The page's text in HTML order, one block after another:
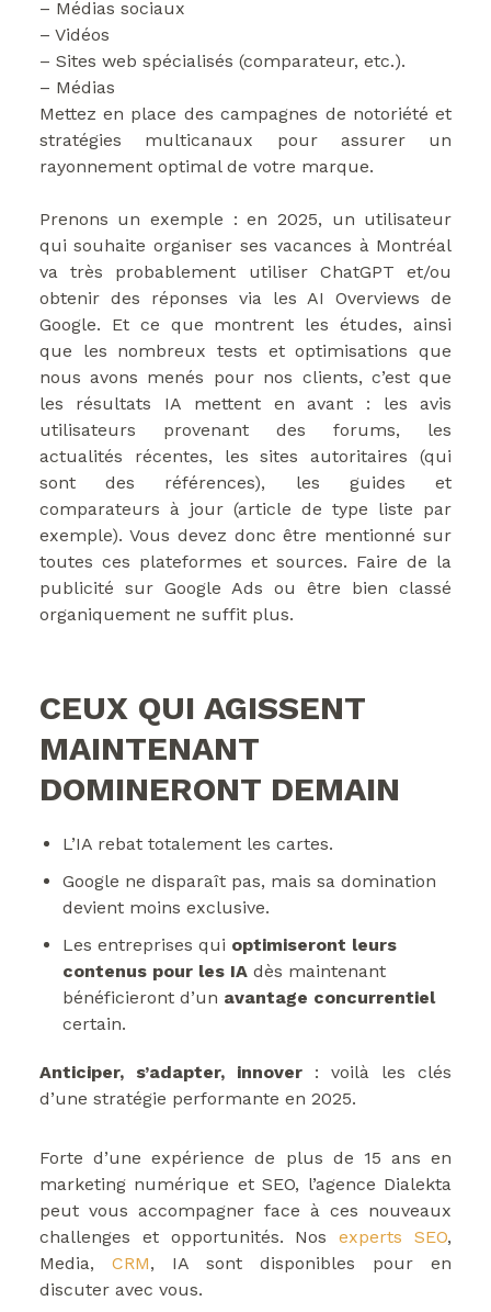
– Médias sociaux
– Vidéos
– Sites web spécialisés (comparateur, etc.).
– Médias
Mettez en place des campagnes de notoriété et
stratégies multicanaux pour assurer un
rayonnement optimal de votre marque.
Prenons un exemple : en 2025, un utilisateur
qui souhaite organiser ses vacances à Montréal
va très probablement utiliser ChatGPT et/ou
obtenir des réponses via les AI Overviews de
Google. Et ce que montrent les études, ainsi
que les nombreux tests et optimisations que
nous avons menés pour nos clients, c’est que
les résultats IA mettent en avant : les avis
utilisateurs provenant des forums, les
actualités récentes, les sites autoritaires (qui
sont des références), les guides et
comparateurs à jour (article de type liste par
exemple). Vous devez donc être mentionné sur
toutes ces plateformes et sources. Faire de la
publicité sur Google Ads ou être bien classé
organiquement ne suffit plus.
CEUX QUI AGISSENT
MAINTENANT
DOMINERONT DEMAIN
L’IA rebat totalement les cartes.
Google ne disparaît pas, mais sa domination
devient moins exclusive.
Les entreprises qui optimiseront leurs
contenus pour les IAdès maintenant
bénéficieront d’un avantage concurrentiel
certain.
Anticiper, s’adapter, innover: voilà les clés
d’une stratégie performante en 2025.
Forte d’une expérience de plus de 15 ans en
marketing numérique et SEO, l’agence Dialekta
peut vous accompagner face à ces nouveaux
challenges et opportunités. Nosexperts SEO,
Media, CRM, IA sont disponibles pour en
discuter avec vous.